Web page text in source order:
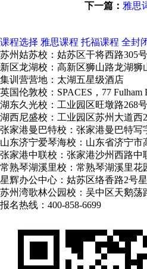
下一篇： 雅思
课程选择 雅思课程 托福课程 全封
苏州姑苏校：姑苏区干将西路305
新区龙湖校：高新区狮山路龙湖狮
集训营营地：太湖五星级酒店
英国伦敦校：SPACES，77 Fulham
湖东久光校：工业园区旺墩路268
湖西尼盛校：工业园区苏州大道西
张家港曼巴特校：张家港曼巴特写
山东济宁爱琴海校：山东省济宁
张家港中联校：张家港沙州西路中
常熟琴湖溪里校：常熟琴湖溪里花
星辉办公中心：姑苏区络香路2号
苏州湾歌林公园校：吴中区天鹅荡
报名热线：400-858-6699